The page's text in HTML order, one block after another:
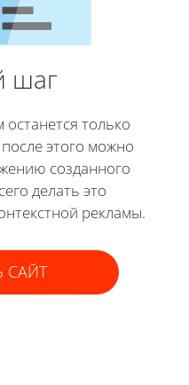
шаг
останется только
этого можно
созданного
делать это
рекламы.
САЙТ